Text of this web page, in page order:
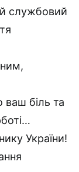
службовий
ваш біль та
України!